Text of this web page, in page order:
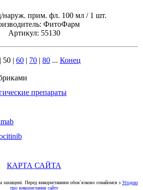
наруж. прим. фл. 100 мл / 1 шт.
ФитоФарм
Артикул: 55130
| 50 | 60 | 70 | 80 ... Конец
препараты
КАРТА САЙТА
Перед використанням обов`язково ознайомся з Угодою
про використання сайту